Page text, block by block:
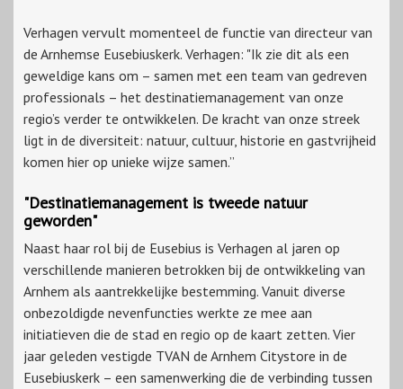
Verhagen vervult momenteel de functie van directeur van
de Arnhemse Eusebiuskerk. Verhagen: "Ik zie dit als een
geweldige kans om – samen met een team van gedreven
professionals – het destinatiemanagement van onze
regio’s verder te ontwikkelen. De kracht van onze streek
ligt in de diversiteit: natuur, cultuur, historie en gastvrijheid
komen hier op unieke wijze samen.”
"Destinatiemanagement is tweede natuur
geworden"
Naast haar rol bij de Eusebius is Verhagen al jaren op
verschillende manieren betrokken bij de ontwikkeling van
Arnhem als aantrekkelijke bestemming. Vanuit diverse
onbezoldigde nevenfuncties werkte ze mee aan
initiatieven die de stad en regio op de kaart zetten. Vier
jaar geleden vestigde TVAN de Arnhem Citystore in de
Eusebiuskerk – een samenwerking die de verbinding tussen